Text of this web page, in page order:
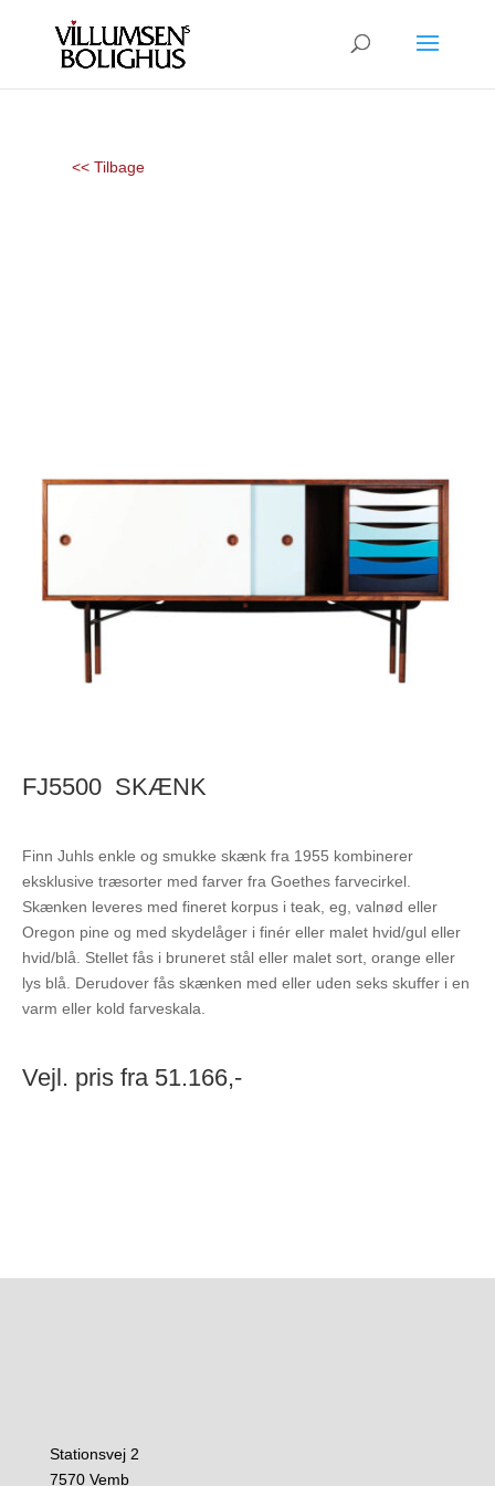
<< Tilbage
FJ5500 SKÆNK
Finn Juhls enkle og smukke skænk fra 1955 kombinerer
eksklusive træsorter med farver fra Goethes farvecirkel.
Skænken leveres med fineret korpus i teak, eg, valnød eller
Oregon pine og med skydelåger i finér eller malet hvid/gul eller
hvid/blå. Stellet fås i bruneret stål eller malet sort, orange eller
lys blå. Derudover fås skænken med eller uden seks skuffer i en
varm eller kold farveskala.
Vejl. pris fra 51.166,-
Stationsvej 2
7570 Vemb